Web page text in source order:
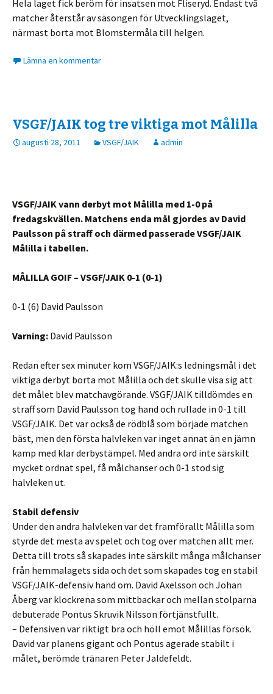
Hela laget fick beröm för insatsen mot Fliseryd. Endast två
matcher återstår av säsongen för Utvecklingslaget,
närmast borta mot Blomstermåla till helgen.
Lämna en kommentar
VSGF/JAIK tog tre viktiga mot Målilla
augusti 28, 2011 VSGF/JAIK admin
VSGF/JAIK vann derbyt mot Målilla med 1-0 på
fredagskvällen. Matchens enda mål gjordes av David
Paulsson på straff och därmed passerade VSGF/JAIK
Målilla i tabellen.
MÅLILLA GOIF – VSGF/JAIK 0-1 (0-1)
0-1 (6) David Paulsson
Varning: David Paulsson
Redan efter sex minuter kom VSGF/JAIK:s ledningsmål i det
viktiga derbyt borta mot Målilla och det skulle visa sig att
det målet blev matchavgörande. VSGF/JAIK tilldömdes en
straff som David Paulsson tog hand och rullade in 0-1 till
VSGF/JAIK. Det var också de rödblå som började matchen
bäst, men den första halvleken var inget annat än en jämn
kamp med klar derbystämpel. Med andra ord inte särskilt
mycket ordnat spel, få målchanser och 0-1 stod sig
halvleken ut.
Stabil defensiv
Under den andra halvleken var det framförallt Målilla som
styrde det mesta av spelet och tog över matchen allt mer.
Detta till trots så skapades inte särskilt många målchanser
från hemmalagets sida och det som skapades tog en stabil
VSGF/JAIK-defensiv hand om. David Axelsson och Johan
Åberg var klockrena som mittbackar och mellan stolparna
debuterade Pontus Skruvik Nilsson förtjänstfullt.
– Defensiven var riktigt bra och höll emot Målillas försök.
David var planens gigant och Pontus agerade stabilt i
målet, berömde tränaren Peter Jaldefeldt.